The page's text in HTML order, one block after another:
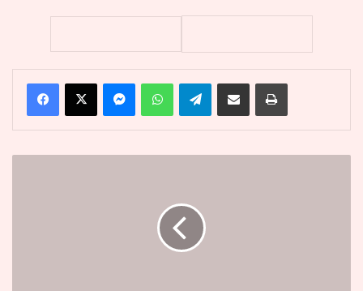
FacebookX MessengerWhatsAppTelegramPartager par email Imprimer